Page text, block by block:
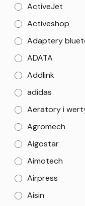
ActiveJet
Activeshop
Adaptery
ADATA
Addlink
adidas
Aeratory i
Agromech
Aigostar
Aimotech
Airpress
Aisin